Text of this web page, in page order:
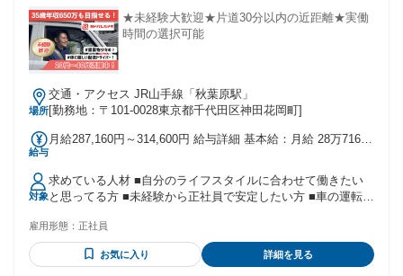
る方 【こんな方は難しいかもしれません】 ・運転そのものが
苦手な方 ・長い待機時間にストレスを感じやすい方 ・車両の
清掃や身だしなみに気を配るのが苦手な方 ・自己判断だけで
進めてしまい、報告や相談が遅くなる方 ・安全よりもスピー
号・63歳未満（定年のため））
★未経験大歓迎★片道30分以内の近距離★実働
時間の選択可能
場所
交通・アクセス JR山手線「秋葉原駅」
[勤務地：〒101-0028東京都千代田区神田花岡町]
給与
月給287,160円～314,600円 給与詳細 基本給：月給 28万7160
で支払われる通勤・皆勤・家族手当金額：なし 全員に一律で
支払われるその他手当金額：なし ※年齢・職歴を考慮し、当
社規定により決定します。 ※上記給与の金額は 基本給＋業績
連動手当となります。（＋で他手当もあり） ※業績連動手当
より金額が異なります。 ※通勤手当、超過勤務手当は別途支
給 スタート月給28万7160円～31万4600円 ■通勤手当（月ごと
対象
求めている人材 ■自分のライフスタイルに合わせて働きたい
と思ってる方 ■未経験から正社員で安定したい方 ■車の運転は
ムワークを大切にして物事を進められる方 ■プライベートを
大切にしながら働きたい方 ■オンオフメリハリつけて働ける
方 ■安定基盤がある会社で働きたい方 ■今後成長していく事業
雇用形態： 正社員
お気に入り 詳細を見る